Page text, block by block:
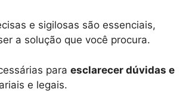
e sigilosas são essenciais,
a solução que você procura.
para esclarecer dúvidas e
e legais.